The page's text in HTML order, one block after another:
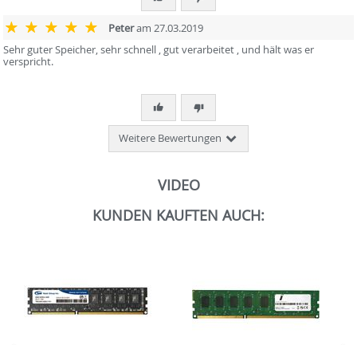
Peteram 27.03.2019
Sehr guter Speicher, sehr schnell , gut verarbeitet , und hält was er
verspricht.
Weitere Bewertungen
VIDEO
KUNDEN KAUFTEN AUCH: